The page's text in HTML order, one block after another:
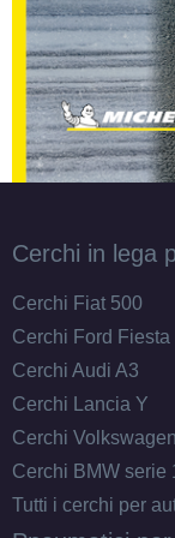
215/80 R15
FR M+S
255/70 R15
255/70 R15
M+S XL
Cerchi in lega
Cerchi Fiat 500
Cerchi Ford Fiesta
Cerchi Audi A3
Cerchi Lancia Y
Cerchi
Cerchi BMW serie 1
Tutti i cerchi per